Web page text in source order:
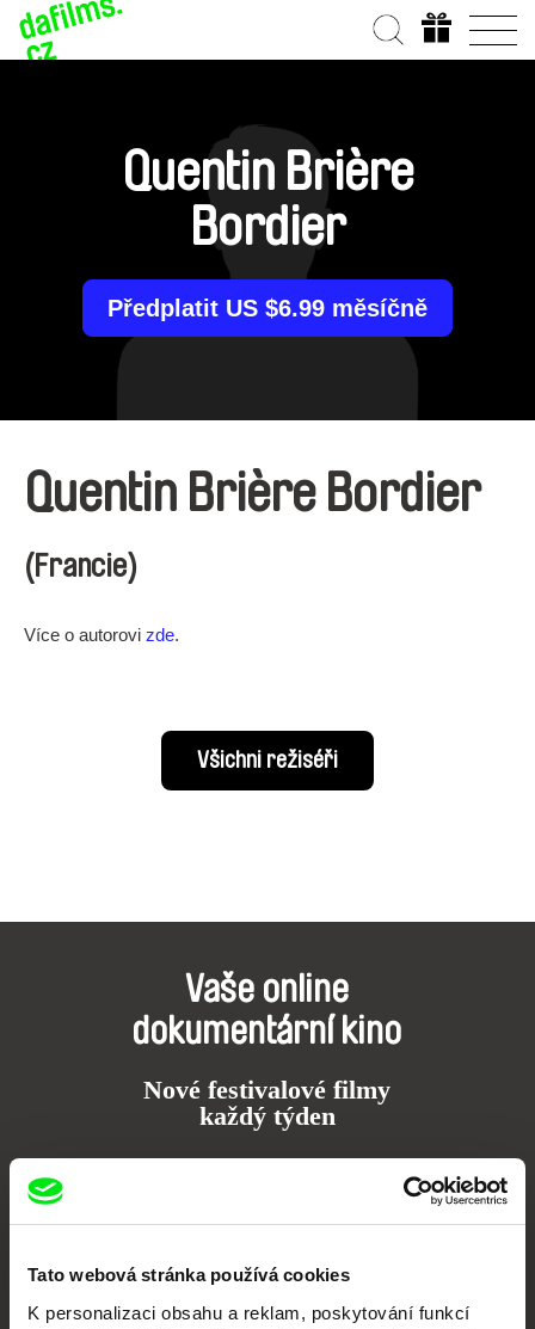
Tato webová stránka používá cookies
K personalizaci obsahu a reklam, poskytování funkcí
Quentin Brière
Bordier
Předplatit US $6.99 měsíčně
Quentin Brière Bordier
(Francie)
Více o autorovi zde.
Všichni režiséři
Vaše online
dokumentární kino
Nové festivalové filmy
každý týden
Portál DAFilms.cz je výsledkem tvůrčí spolupráce 7 klíčových evropských
festivalů dokumentárního filmu sdružených do Doc Alliance. Naším cílem je
posouvat hranice dokumentárního filmu, propagovat jeho rozmanitost a
Členové Doc Alliance